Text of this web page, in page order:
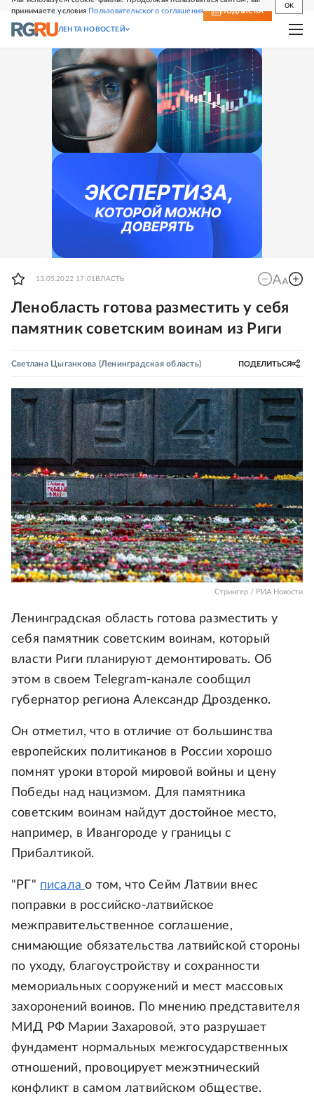
принимаете условия Пользовательского соглашения
OK
СВЕЖИЙ НОМЕР ПОДПИСКА
ЛЕНТА НОВОСТЕЙ
13.05.2022 17:01 ВЛАСТЬ
Ленобласть готова разместить у себя
памятник советским воинам из Риги
Светлана Цыганкова (Ленинградская область) ПОДЕЛИТЬСЯ
Стрингер / РИА Новости
Ленинградская область готова разместить у
себя памятник советским воинам, который
власти Риги планируют демонтировать. Об
этом в своем Telegram-канале сообщил
губернатор региона Александр Дрозденко.
Он отметил, что в отличие от большинства
европейских политиканов в России хорошо
помнят уроки второй мировой войны и цену
Победы над нацизмом. Для памятника
советским воинам найдут достойное место,
например, в Ивангороде у границы с
Прибалтикой.
"РГ" писалао том, что Сейм Латвии внес
поправки в российско-латвийское
межправительственное соглашение,
снимающие обязательства латвийской стороны
по уходу, благоустройству и сохранности
мемориальных сооружений и мест массовых
захоронений воинов. По мнению представителя
МИД РФ Марии Захаровой, это разрушает
фундамент нормальных межгосударственных
отношений, провоцирует межэтнический
конфликт в самом латвийском обществе.